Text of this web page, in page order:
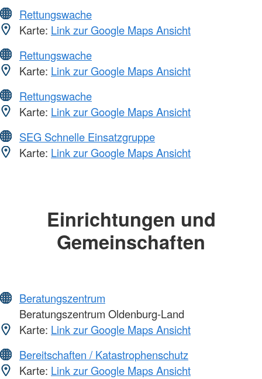
Rettungswache
Karte: Link zur Google Maps Ansicht
Rettungswache
Karte: Link zur Google Maps Ansicht
Rettungswache
Karte: Link zur Google Maps Ansicht
SEG Schnelle Einsatzgruppe
Karte: Link zur Google Maps Ansicht
Einrichtungen und
Gemeinschaften
Beratungszentrum
Beratungszentrum Oldenburg-Land
Karte: Link zur Google Maps Ansicht
Bereitschaften / Katastrophenschutz
Karte: Link zur Google Maps Ansicht